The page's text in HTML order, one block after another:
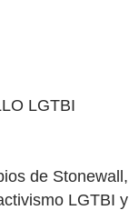
LGTBI
de Stonewall,
LGTBI y